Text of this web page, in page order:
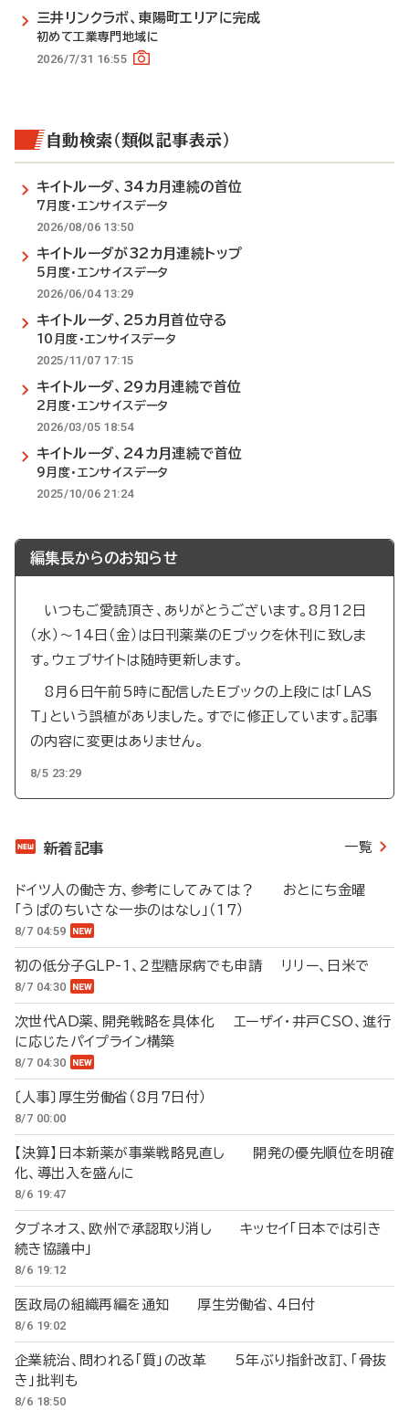
三井リンクラボ、東陽町エリアに完成
初めて工業専門地域に
2026/7/31 16:55
自動検索（類似記事表示）
キイトルーダ、34カ月連続の首位
7月度・エンサイスデータ
2026/08/06 13:50
キイトルーダが32カ月連続トップ
5月度・エンサイスデータ
2026/06/04 13:29
キイトルーダ、25カ月首位守る
10月度・エンサイスデータ
2025/11/07 17:15
キイトルーダ、29カ月連続で首位
2月度・エンサイスデータ
2026/03/05 18:54
キイトルーダ、24カ月連続で首位
9月度・エンサイスデータ
2025/10/06 21:24
編集長からのお知らせ
いつもご愛読頂き、ありがとうございます。8月12日
（水）～14日（金）は日刊薬業のEブックを休刊に致しま
す。ウェブサイトは随時更新します。
8月6日午前5時に配信したEブックの上段には「LAS
T」という誤植がありました。すでに修正しています。記事
の内容に変更はありません。
8/5 23:29
新着記事 一覧
ドイツ人の働き方、参考にしてみては？ おとにち金曜
「うぱのちいさな一歩のはなし」（17）
8/7 04:59
初の低分子GLP-1、2型糖尿病でも申請 リリー、日米で
8/7 04:30
次世代AD薬、開発戦略を具体化 エーザイ・井戸CSO、進行
に応じたパイプライン構築
8/7 04:30
〔人事〕厚生労働省（8月7日付）
8/7 00:00
【決算】日本新薬が事業戦略見直し 開発の優先順位を明確
化、導出入を盛んに
8/6 19:47
タブネオス、欧州で承認取り消し キッセイ「日本では引き
続き協議中」
8/6 19:12
医政局の組織再編を通知 厚生労働省、4日付
8/6 19:02
企業統治、問われる「質」の改革 5年ぶり指針改訂、「骨抜
き」批判も
8/6 18:50